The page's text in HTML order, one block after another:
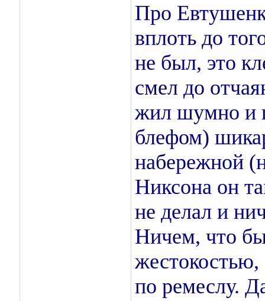
Про
вплоть до
не был, это
смел до
жил шумно и
блефом)
набережной
Никсона он
не делал и
Ничем, что
жестокостью,
по ремеслу.